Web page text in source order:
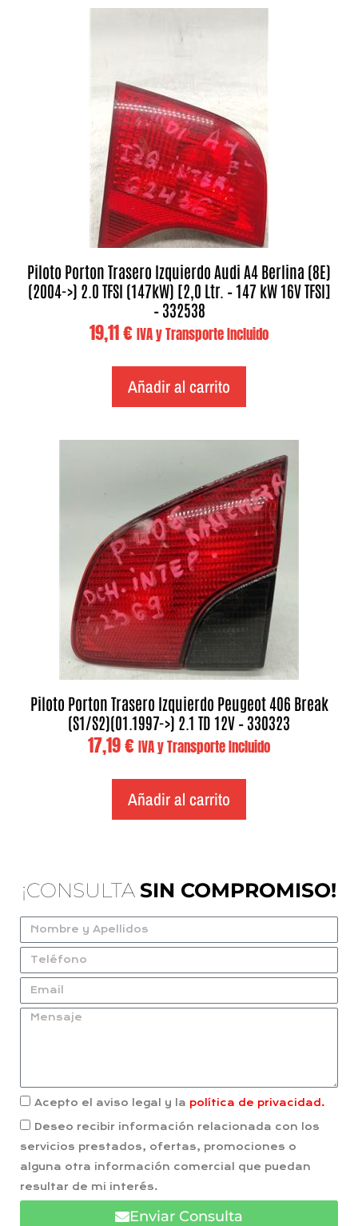
Piloto Porton Trasero Izquierdo Audi A4 Berlina (8E)
(2004->) 2.0 TFSI (147kW) [2,0 Ltr. – 147 kW 16V TFSI]
– 332538
19,11€ IVA y Transporte Incluido
Añadir al carrito
Piloto Porton Trasero Izquierdo Peugeot 406 Break
(S1/S2)(01.1997->) 2.1 TD 12V – 330323
17,19€ IVA y Transporte Incluido
Añadir al carrito
¡CONSULTA SIN COMPROMISO!
Acepto el aviso legal y la política de privacidad.
Deseo recibir información relacionada con los
servicios prestados, ofertas, promociones o
alguna otra información comercial que puedan
resultar de mi interés.
Enviar Consulta